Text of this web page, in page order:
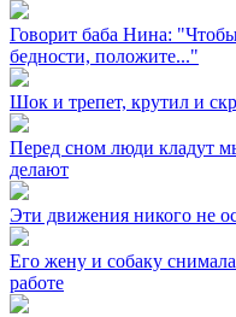
Говорит баба Нина:
бедности, положите..."
Шок и трепет, крутил и
Перед сном люди кладут
делают
Эти движения никого не
Его жену и собаку
работе